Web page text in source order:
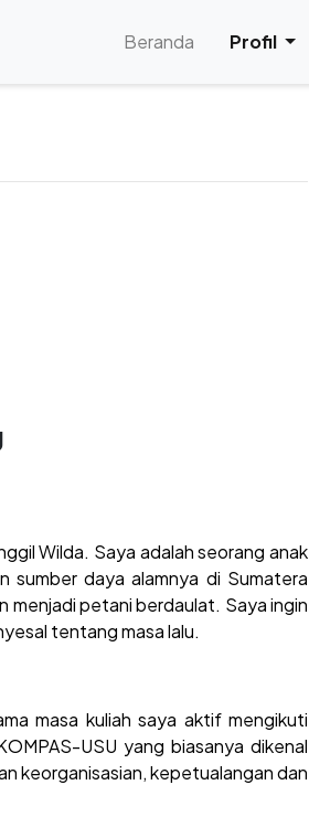
Beranda (current)
Profil
Wilda. Saya adalah seorang anak
sumber daya alamnya di Sumatera
menjadi petani berdaulat. Saya ingin
tentang masa lalu.
masa kuliah saya aktif mengikuti
USU yang biasanya dikenal
keorganisasian, kepetualangan dan